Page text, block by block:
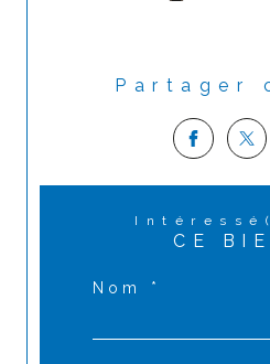
Partager
CE
Nom *